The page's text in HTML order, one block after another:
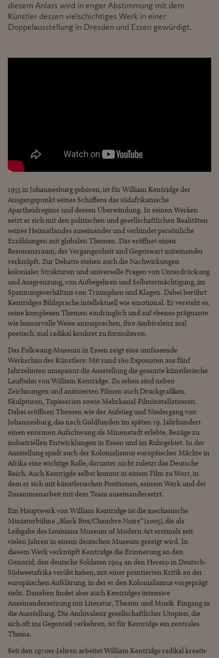
diesem Anlass wird in enger Abstimmung mit dem
Künstler dessen vielschichtiges Werk in einer
Doppelausstellung in Dresden und Essen gewürdigt.
1955 in Johannesburg geboren, ist für William Kentridge der
Ausgangspunkt seines Schaffens das südafrikanische
Apartheidregime und dessen Überwindung. In seinen Werken
setzt er sich mit den politischen und gesellschaftlichen Realitäten
seines Heimatlandes auseinander und verbindet persönliche
Erzählungen mit globalen Themen. Das eröffnet einen
Resonanzraum, der Vergangenheit und Gegenwart miteinander
verknüpft. Zur Debatte stehen auch die Nachwirkungen
kolonialer Strukturen und universelle Fragen von Unterdrückung
und Ausgrenzung, von Aufbegehren und Selbstermächtigung, im
Spannungsverhältnis von Triumphen und Klagen. Dabei berührt
Kentridges Bildsprache intellektuell wie emotional. Er versteht es,
seine komplexen Themen eindringlich und auf ebenso prägnante
wie humorvolle Weise anzusprechen, ihre Ambivalenz mal
poetisch, mal radikal konkret zu formulieren.
Das Folkwang-Museum in Essen zeigt eine umfassende
Werkschau des Künstlers: Mit rund 160 Exponaten aus fünf
Jahrzehnten umspannt die Ausstellung die gesamte künstlerische
Laufbahn von William Kentridge. Zu sehen sind neben
Zeichnungen und animierten Filmen auch Druckgrafiken,
Skulpturen, Tapisserien sowie Mehrkanal-Filminstallationen.
Dabei eröffnen Themen wie der Aufstieg und Niedergang von
Johannesburg, das nach Goldfunden im späten 19. Jahrhundert
einen enormen Aufschwung als Minenstadt erlebte, Bezüge zu
industriellen Entwicklungen in Essen und im Ruhrgebiet. In der
Ausstellung spielt auch der Kolonialismus europäischer Mächte in
Afrika eine wichtige Rolle, darunter nicht zuletzt das Deutsche
Reich. Auch Kentrigde selbst kommt in einem Film zu Wort, in
dem er sich mit künstlerischen Positionen, seinem Werk und der
Zusammenarbeit mit dem Team auseinandersetzt.
Ein Hauptwerk von William Kentridge ist die mechanische
Miniaturbühne „Black Box/Chambre Noire“ (2005), die als
Leihgabe des Louisiana Museum of Modern Art erstmals seit
vielen Jahren in einem deutschen Museum gezeigt wird. In
diesem Werk verknüpft Kentridge die Erinnerung an den
Genozid, den deutsche Soldaten 1904 an den Herero in Deutsch-
Südwestafrika verübt haben, mit einer pointierten Kritik an der
europäischen Aufklärung, in der er den Kolonialismus vorgeprägt
sieht. Daneben findet aber auch Kentridges intensive
Auseinandersetzung mit Literatur, Theater und Musik Eingang in
die Ausstellung. Die Ambivalenz gesellschaftlicher Utopien, die
sich oft ins Gegenteil verkehren, ist für Kentridge ein zentrales
Thema.
Seit den 1970er-Jahren arbeitet William Kentridge radikal kreativ